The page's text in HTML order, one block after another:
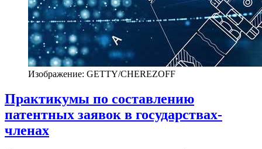
Изображение: GETTY/CHEREZOFF
Практикумы по составлению
патентных заявок в государствах-
членах